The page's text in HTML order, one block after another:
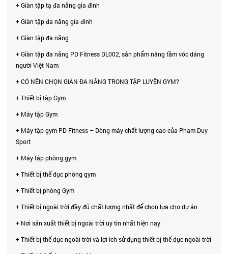
+ Giàn tập tạ đa năng gia đình
+ Giàn tập đa năng gia đình
+ Giàn tập đa năng
+ Giàn tập đa năng PD Fitness DL002, sản phẩm nâng tầm vóc dáng
người Việt Nam
+ CÓ NÊN CHỌN GIÀN ĐA NĂNG TRONG TẬP LUYỆN GYM?
+ Thiết bị tập Gym
+ Máy tập Gym
+ Máy tập gym PD Fitness – Dòng máy chất lượng cao của Pham Duy
Sport
+ Máy tập phòng gym
+ Thiết bị thể dục phòng gym
+ Thiết bị phòng Gym
+ Thiết bị ngoài trời đầy đủ chất lượng nhất để chọn lựa cho dự án
+ Nơi sản xuất thiết bị ngoài trời uy tin nhất hiện nay
+ Thiết bị thể dục ngoài trời và lợi ích sử dụng thiết bị thể dục ngoài trời